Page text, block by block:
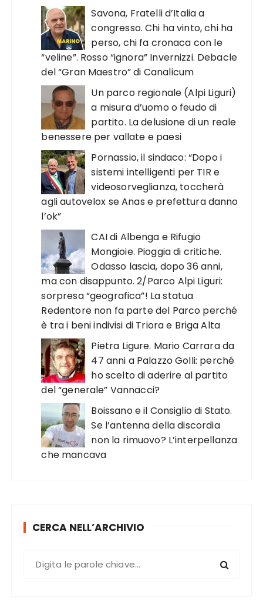
Savona, Fratelli d’Italia a
congresso. Chi ha vinto, chi ha
perso, chi fa cronaca con le
“veline”. Rosso “ignora” Invernizzi. Debacle
del “Gran Maestro” di Canalicum
Un parco regionale (Alpi Liguri)
a misura d’uomo o feudo di
partito. La delusione di un reale
benessere per vallate e paesi
Pornassio, il sindaco: “Dopo i
sistemi intelligenti per TIR e
videosorveglianza, toccherà
agli autovelox se Anas e prefettura danno
l’ok”
CAI di Albenga e Rifugio
Mongioie. Pioggia di critiche.
Odasso lascia, dopo 36 anni,
ma con disappunto. 2/Parco Alpi Liguri:
sorpresa “geografica”! La statua
Redentore non fa parte del Parco perché
è tra i beni indivisi di Triora e Briga Alta
Pietra Ligure. Mario Carrara da
47 anni a Palazzo Golli: perché
ho scelto di aderire al partito
del “generale” Vannacci?
Boissano e il Consiglio di Stato.
Se l’antenna della discordia
non la rimuovo? L’interpellanza
che mancava
CERCA NELL’ARCHIVIO